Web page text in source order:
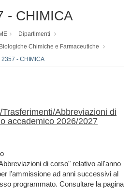
- CHIMICA
Dipartimenti
Chimiche e Farmaceutiche
2357 - CHIMICA
Abbreviazioni di
accademico 2026/2027
di corso" relativo all'anno
l'ammissione ad anni successivi al
programmato. Consultare la pagina